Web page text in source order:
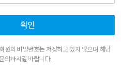
확인
원의 비밀번호는 저장하고 있지 않으며 해당
의하시길 바랍니다.